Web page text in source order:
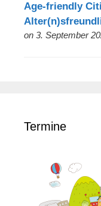
Age-friendly
on 3. September
Termine